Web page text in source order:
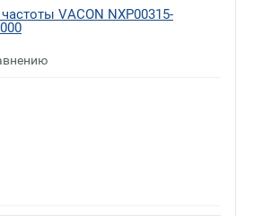
VACON NXP00315-